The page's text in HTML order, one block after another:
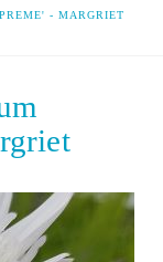
- MARGRIET